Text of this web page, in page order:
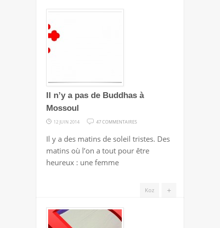
Il n’y a pas de Buddhas à
Mossoul
12 JUIN 2014 47 COMMENTAIRES
N’Y
A
BUDDHAS
Il y a des matins de soleil tristes. Des
matins où l’on a tout pour être
heureux : une femme
+
Koz